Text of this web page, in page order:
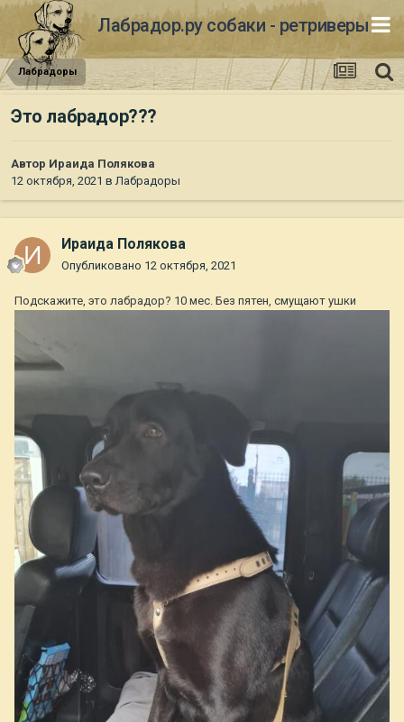
Лабрадор.ру собаки - ретриверы
Лабрадоры
Это лабрадор???
Автор Ираида Полякова
12 октября, 2021 вЛабрадоры
Ираида Полякова
Опубликовано 12 октября, 2021
Подскажите, это лабрадор? 10 мес. Без пятен, смущают ушки